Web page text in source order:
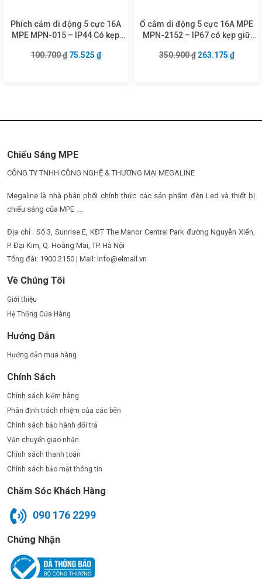
Phích cắm di động 5 cực 16A
MPE MPN-015 – IP44 Có kẹp
100.700₫ Giá gốc là: 100.700 ₫.
75.525 ₫Giá hiện tại là: 75.525 ₫.
Ổ cắm di động 5 cực 16A MPE
MPN-2152 – IP67 có kẹp giữ
350.900₫ Giá gốc là:
263.175 ₫Giá
Chiếu Sáng MPE
CÔNG TY TNHH CÔNG NGHỆ & THƯƠNG MẠI MEGALINE
Megaline là nhà phân phối chính thức các sản phẩm đèn Led và thiết bị
chiếu sáng của MPE ....
Địa chỉ : Số 3, Sunrise E, KĐT The Manor Central Park đường Nguyễn Xiển,
P. Đại Kim, Q. Hoàng Mai, TP. Hà Nội
Tổng đài: 1900 2150 | Mail: info@elmall.vn
Về Chúng Tôi
Giới thiệu
Hệ Thống Cửa Hàng
Hướng Dẫn
Hướng dẫn mua hàng
Chính Sách
Chính sách kiểm hàng
Phân định trách nhiệm của các bên
Chính sách bảo hành đổi trả
Vận chuyển giao nhận
Chính sách thanh toán
Chính sách bảo mật thông tin
Chăm Sóc Khách Hàng
090 176 2299
Chứng Nhận